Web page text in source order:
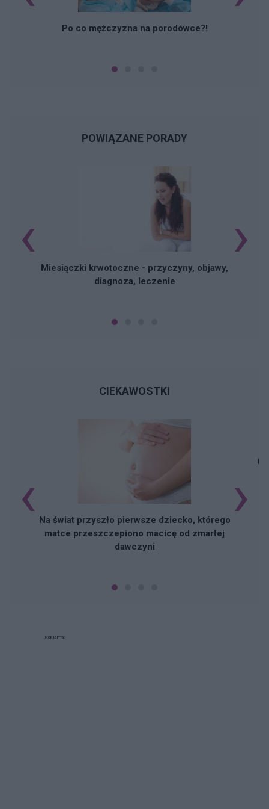
Po co mężczyzna na porodówce?!
POWIĄZANE PORADY
Miesiączki krwotoczne - przyczyny, objawy,
diagnoza, leczenie
‹ ›
CIEKAWOSTKI
Na świat przyszło pierwsze dziecko, którego
matce przeszczepiono macicę od zmarłej
dawczyni
‹ ›
Reklama: